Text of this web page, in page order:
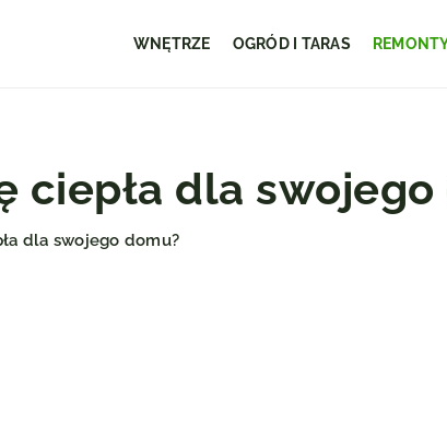
WNĘTRZE OGRÓD I TARAS
dla swojego
dla swojego domu?